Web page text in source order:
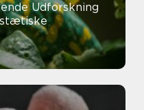
Udforskning